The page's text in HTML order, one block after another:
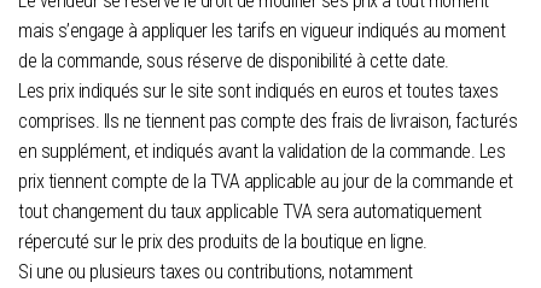
mais s’engage à appliquer les tarifs en vigueur indiqués au moment
de la commande, sous réserve de disponibilité à cette date.
Les prix indiqués sur le site sont indiqués en euros et toutes taxes
comprises. Ils ne tiennent pas compte des frais de livraison, facturés
en supplément, et indiqués avant la validation de la commande. Les
prix tiennent compte de la TVA applicable au jour de la commande et
tout changement du taux applicable TVA sera automatiquement
répercuté sur le prix des produits de la boutique en ligne.
Si une ou plusieurs taxes ou contributions, notamment